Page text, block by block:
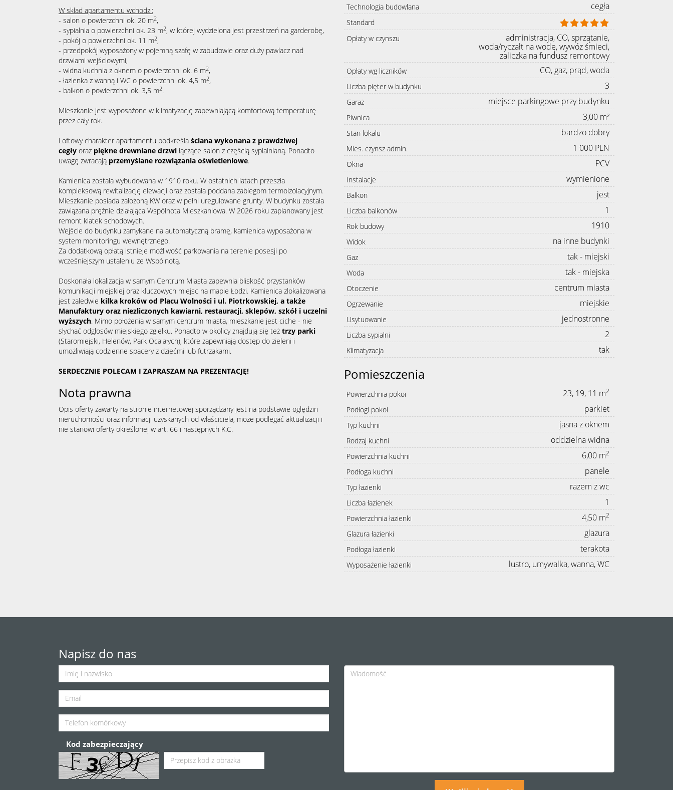
W skład apartamentu wchodzi:
- salon o powierzchni ok. 20 m2,
- sypialnia o powierzchni ok. 23 m2, w której wydzielona jest przestrzeń na garderobę,
- pokój o powierzchni ok. 11 m2,
- przedpokój wyposażony w pojemną szafę w zabudowie oraz duży pawlacz nad
drzwiami wejściowymi,
- widna kuchnia z oknem o powierzchni ok. 6 m2,
- łazienka z wanną i WC o powierzchni ok. 4,5 m2,
- balkon o powierzchni ok. 3,5 m2.
Mieszkanie jest wyposażone w klimatyzację zapewniającą komfortową temperaturę
przez cały rok.
Loftowy charakter apartamentu podkreśla ściana wykonana z prawdziwej
cegły oraz piękne drewniane drzwi łączące salon z częścią sypialnianą. Ponadto
uwagę zwracają przemyślane rozwiązania oświetleniowe.
Kamienica została wybudowana w 1910 roku. W ostatnich latach przeszła
kompleksową rewitalizację elewacji oraz została poddana zabiegom termoizolacyjnym.
Mieszkanie posiada założoną KW oraz w pełni uregulowane grunty. W budynku została
zawiązana prężnie działająca Wspólnota Mieszkaniowa. W 2026 roku zaplanowany jest
remont klatek schodowych.
Wejście do budynku zamykane na automatyczną bramę, kamienica wyposażona w
system monitoringu wewnętrznego.
Za dodatkową opłatą istnieje możliwość parkowania na terenie posesji po
wcześniejszym ustaleniu ze Wspólnotą.
Doskonała lokalizacja w samym Centrum Miasta zapewnia bliskość przystanków
komunikacji miejskiej oraz kluczowych miejsc na mapie Łodzi. Kamienica zlokalizowana
jest zaledwie kilka kroków od Placu Wolności i ul. Piotrkowskiej, a także
Manufaktury oraz niezliczonych kawiarni, restauracji, sklepów, szkół i uczelni
wyższych. Mimo położenia w samym centrum miasta, mieszkanie jest ciche - nie
słychać odgłosów miejskiego zgiełku. Ponadto w okolicy znajdują się też trzy parki
(Staromiejski, Helenów, Park Ocalałych), które zapewniają dostęp do zieleni i
umożliwiają codzienne spacery z dziećmi lub futrzakami.
SERDECZNIE POLECAM I ZAPRASZAM NA PREZENTACJĘ!
Nota prawna
Opis oferty zawarty na stronie internetowej sporządzany jest na podstawie oględzin
nieruchomości oraz informacji uzyskanych od właściciela, może podlegać aktualizacji i
nie stanowi oferty określonej w art. 66 i następnych K.C.
Technologia budowlana cegła
Standard
Opłaty w czynszu
administracja, CO, sprzątanie,
woda/ryczałt na wodę, wywóz śmieci,
zaliczka na fundusz remontowy
Opłaty wg liczników CO, gaz, prąd, woda
Liczba pięter w budynku 3
Garaż miejsce parkingowe przy budynku
Piwnica 3,00 m²
Stan lokalu bardzo dobry
Mies. czynsz admin. 1 000 PLN
Okna PCV
Instalacje wymienione
Balkon jest
Liczba balkonów 1
Rok budowy 1910
Widok na inne budynki
Gaz tak - miejski
Woda tak - miejska
Otoczenie centrum miasta
Ogrzewanie miejskie
Usytuowanie jednostronne
Liczba sypialni 2
Klimatyzacja tak
Pomieszczenia
Powierzchnia pokoi 23, 19, 11 m2
Podłogi pokoi parkiet
Typ kuchni jasna z oknem
Rodzaj kuchni oddzielna widna
Powierzchnia kuchni 6,00 m2
Podłoga kuchni panele
Typ łazienki razem z wc
Liczba łazienek 1
Powierzchnia łazienki 4,50 m2
Glazura łazienki glazura
Podłoga łazienki terakota
Wyposażenie łazienki lustro, umywalka, wanna, WC
Napisz do nas
Kod zabezpieczający